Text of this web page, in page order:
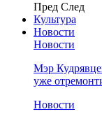
Пред След
Культура
Новости
Новости
Мэр
уже
Новости